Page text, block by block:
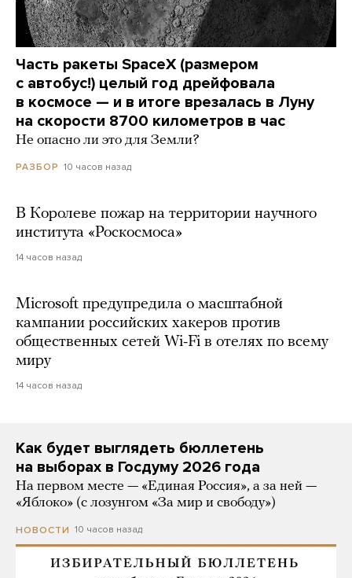
Часть ракеты SpaceX (размером
с автобус!) целый год дрейфовала
в космосе — и в итоге врезалась в Луну
на скорости 8700 километров в час
Не опасно ли это для Земли?
РАЗБОР 10 часов назад
В Королеве пожар на территории научного
института «Роскосмоса»
14 часов назад
Microsoft предупредила о масштабной
кампании российских хакеров против
общественных сетей Wi-Fi в отелях по всему
миру
14 часов назад
Как будет выглядеть бюллетень
на выборах в Госдуму 2026 года
На первом месте — «Единая Россия», а за ней —
«Яблоко» (с лозунгом «За мир и свободу»)
НОВОСТИ 10 часов назад